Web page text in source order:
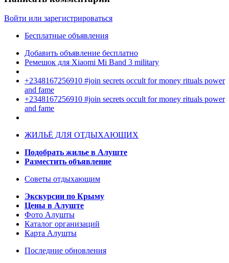
Войти или зарегистрироваться
Бесплатные объявления
Добавить объявление бесплатно
Ремешок для Xiaomi Mi Band 3 military
+2348167256910 #join secrets occult for money rituals power
and fame
+2348167256910 #join secrets occult for money rituals power
and fame
ЖИЛЬЁ ДЛЯ ОТДЫХАЮЩИХ
Подобрать жилье в Алуште
Разместить объявление
Советы отдыхающим
Экскурсии по Крыму
Цены в Алуште
Фото Алушты
Каталог организаций
Карта Алушты
Последние обновления